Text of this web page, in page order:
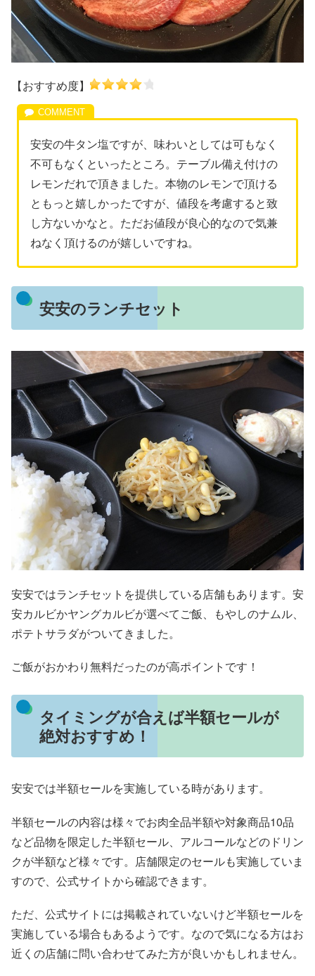
【おすすめ度】
安安の牛タン塩ですが、味わいとしては可もなく
不可もなくといったところ。テーブル備え付けの
レモンだれで頂きました。本物のレモンで頂ける
ともっと嬉しかったですが、値段を考慮すると致
し方ないかなと。ただお値段が良心的なので気兼
ねなく頂けるのが嬉しいですね。
安安のランチセット
安安ではランチセットを提供している店舗もあります。安
安カルビかヤングカルビが選べてご飯、もやしのナムル、
ポテトサラダがついてきました。
ご飯がおかわり無料だったのが高ポイントです！
タイミングが合えば半額セールが
絶対おすすめ！
安安では半額セールを実施している時があります。
半額セールの内容は様々でお肉全品半額や対象商品10品
など品物を限定した半額セール、アルコールなどのドリン
クが半額など様々です。店舗限定のセールも実施していま
すので、公式サイトから確認できます。
ただ、公式サイトには掲載されていないけど半額セールを
実施している場合もあるようです。なので気になる方はお
近くの店舗に問い合わせてみた方が良いかもしれません。